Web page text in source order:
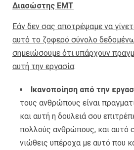
Διασώστης EMT
Εάν δεν σας αποτρέψαμε να
αυτό το ζοφερό σύνολο
σημειώσουμε ότι υπάρχουν
αυτή την εργασία:
Ικανοποίηση από την
τους ανθρώπους είναι
και αυτή η δουλειά σου
πολλούς ανθρώπους, και αυτό
νιώθεις υπέροχα με αυτό που